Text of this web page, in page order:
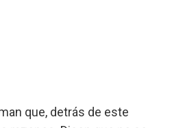
que, detrás de este